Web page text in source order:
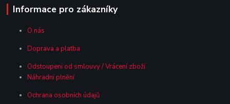
Informace pro zákazníky
O nás
Doprava a platba
Odstoupeni od smlouvy / Vrácení zboží
Náhradní plnění
Ochrana osobních údajů